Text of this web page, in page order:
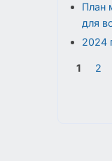
План
для
2024
1 2